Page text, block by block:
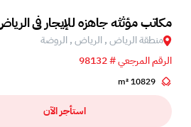
مكاتب مؤثثه جاهزه للإيجار في
منطقة الرياض , الرياض , الروضة
الرقم المرجعي # 98132
10829 m²
استأجر الآن